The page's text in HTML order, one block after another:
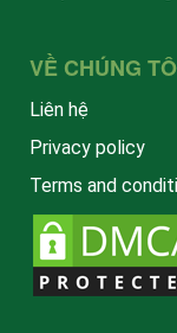
VỀ CHÚNG
Liên hệ
Privacy policy
Terms and